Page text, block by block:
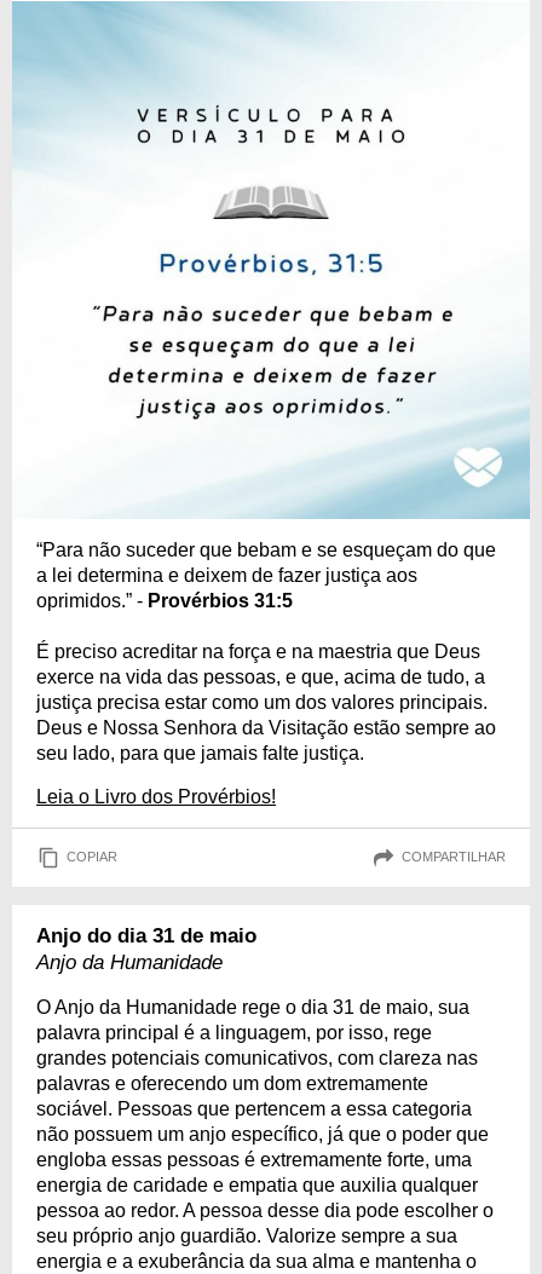
“Para não suceder que bebam e se esqueçam do que
a lei determina e deixem de fazer justiça aos
oprimidos.” - Provérbios 31:5
É preciso acreditar na força e na maestria que Deus
exerce na vida das pessoas, e que, acima de tudo, a
justiça precisa estar como um dos valores principais.
Deus e Nossa Senhora da Visitação estão sempre ao
seu lado, para que jamais falte justiça.
Leia o Livro dos Provérbios!
COPIAR COMPARTILHAR
Anjo do dia 31 de maio
Anjo da Humanidade
O Anjo da Humanidade rege o dia 31 de maio, sua
palavra principal é a linguagem, por isso, rege
grandes potenciais comunicativos, com clareza nas
palavras e oferecendo um dom extremamente
sociável. Pessoas que pertencem a essa categoria
não possuem um anjo específico, já que o poder que
engloba essas pessoas é extremamente forte, uma
energia de caridade e empatia que auxilia qualquer
pessoa ao redor. A pessoa desse dia pode escolher o
seu próprio anjo guardião. Valorize sempre a sua
energia e a exuberância da sua alma e mantenha o